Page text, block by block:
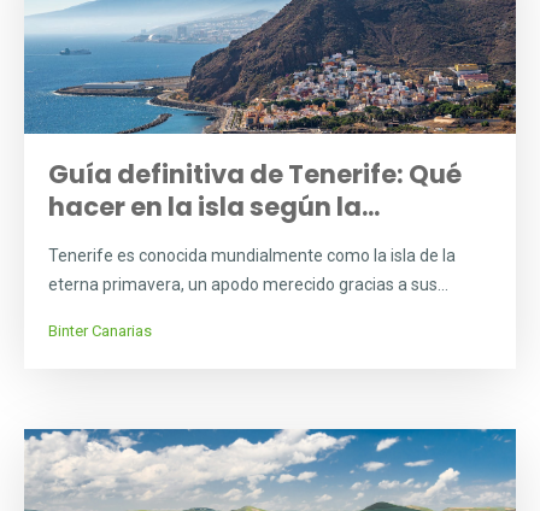
Guía definitiva de Tenerife: Qué
hacer en la isla según la...
Tenerife es conocida mundialmente como la isla de la
eterna primavera, un apodo merecido gracias a sus...
Binter Canarias